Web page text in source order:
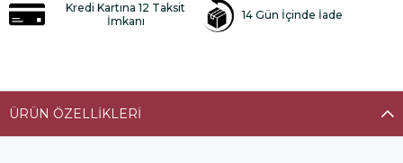
Kredi Kartına 12 Taksit
İmkanı
14 Gün İçinde İade
ÜRÜN ÖZELLIKLERI